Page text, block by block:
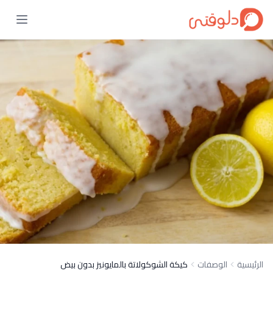
الرئيسية الوصفات كيكة الشوكولاتة بالمايونيز بدون بيض